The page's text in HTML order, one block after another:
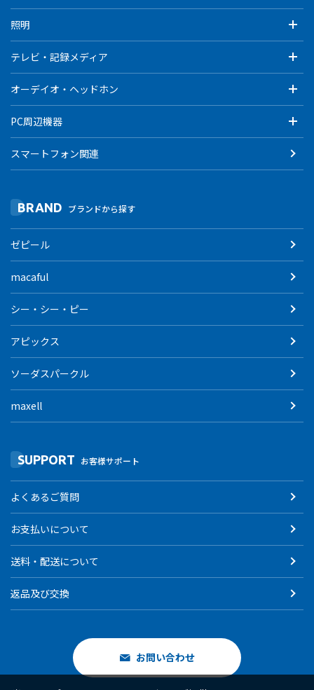
照明
テレビ・記録メディア
オーデイオ・ヘッドホン
PC周辺機器
スマートフォン関連
BRAND ブランドから探す
ゼピール
macaful
シー・シー・ピー
アピックス
ソーダスパークル
maxell
SUPPORT お客様サポート
よくあるご質問
お支払いについて
送料・配送について
返品及び交換
お問い合わせ